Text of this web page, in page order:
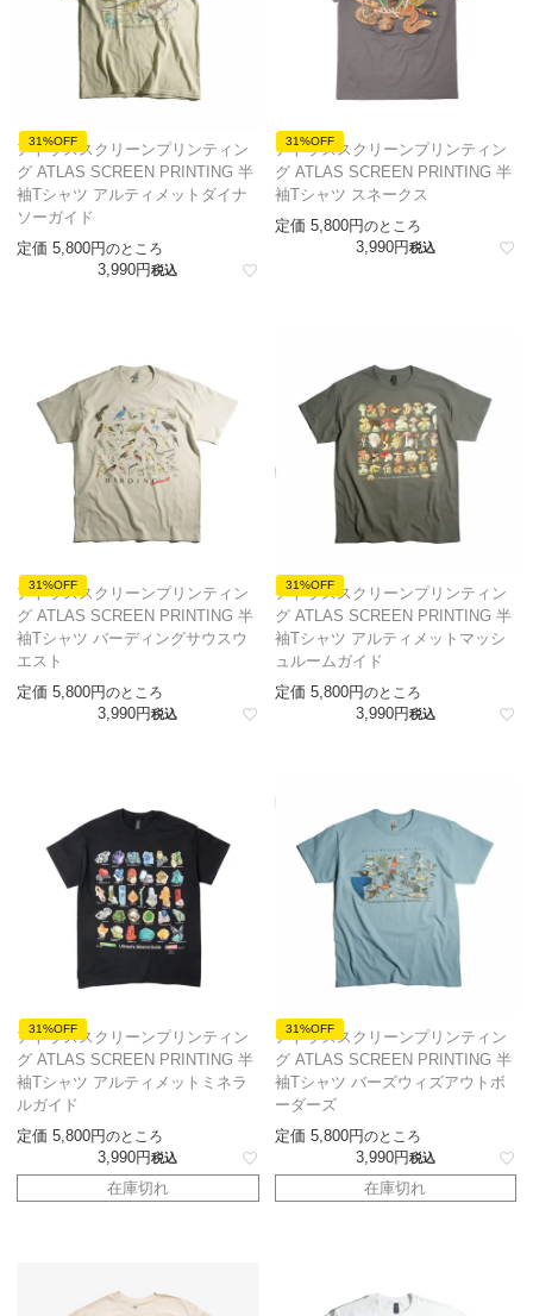
31%OFF
アトラススクリーンプリンティン
グ ATLAS SCREEN PRINTING 半
袖Tシャツ アルティメットダイナ
ソーガイド
定価 5,800 のところ
3,990 税込
31%OFF
アトラススクリーンプリンティン
グ ATLAS SCREEN PRINTING 半
袖Tシャツ スネークス
定価 5,800 のところ
3,990 税込
31%OFF
アトラススクリーンプリンティン
グ ATLAS SCREEN PRINTING 半
袖Tシャツ バーディングサウスウ
エスト
定価 5,800 のところ
3,990 税込
31%OFF
アトラススクリーンプリンティン
グ ATLAS SCREEN PRINTING 半
袖Tシャツ アルティメットマッシ
ュルームガイド
定価 5,800 のところ
3,990 税込
31%OFF
アトラススクリーンプリンティン
グ ATLAS SCREEN PRINTING 半
袖Tシャツ アルティメットミネラ
ルガイド
定価 5,800 のところ
3,990 税込
在庫切れ
31%OFF
アトラススクリーンプリンティン
グ ATLAS SCREEN PRINTING 半
袖Tシャツ バーズウィズアウトボ
ーダーズ
定価 5,800 のところ
3,990 税込
在庫切れ